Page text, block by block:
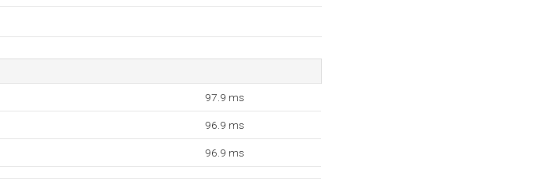
97.9 ms
96.9 ms
96.9 ms